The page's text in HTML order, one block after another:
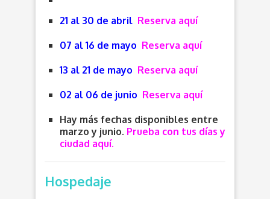
21 al 30 de abril Reserva aquí
07 al 16 de mayo Reserva aquí
13 al 21 de mayo Reserva aquí
02 al 06 de junio Reserva aquí
Hay más fechas disponibles entre
marzo y junio. Prueba con tus días y
ciudad aquí.
Hospedaje